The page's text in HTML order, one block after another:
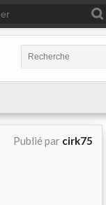
Publié par cirk75